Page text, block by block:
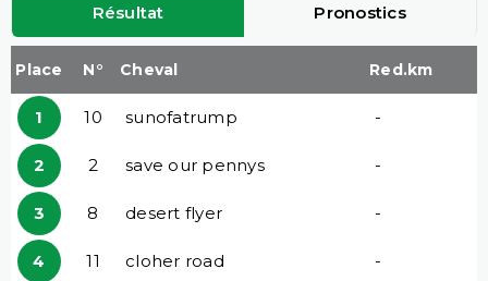
Résultat Pronostics
Place N° Cheval Red.km
1 10 sunofatrump -
2 2 save our pennys -
3 8 desert flyer -
4 11 cloher road -